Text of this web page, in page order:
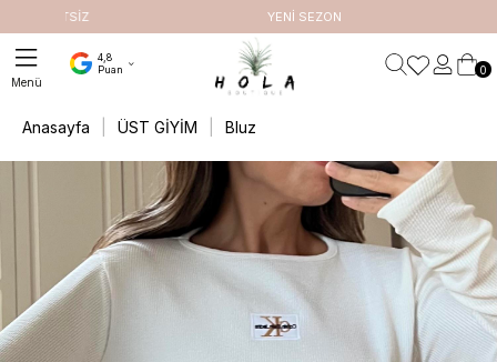
YENİ SEZON
4,8
Puan
0
Anasayfa ÜST GİYİM Bluz